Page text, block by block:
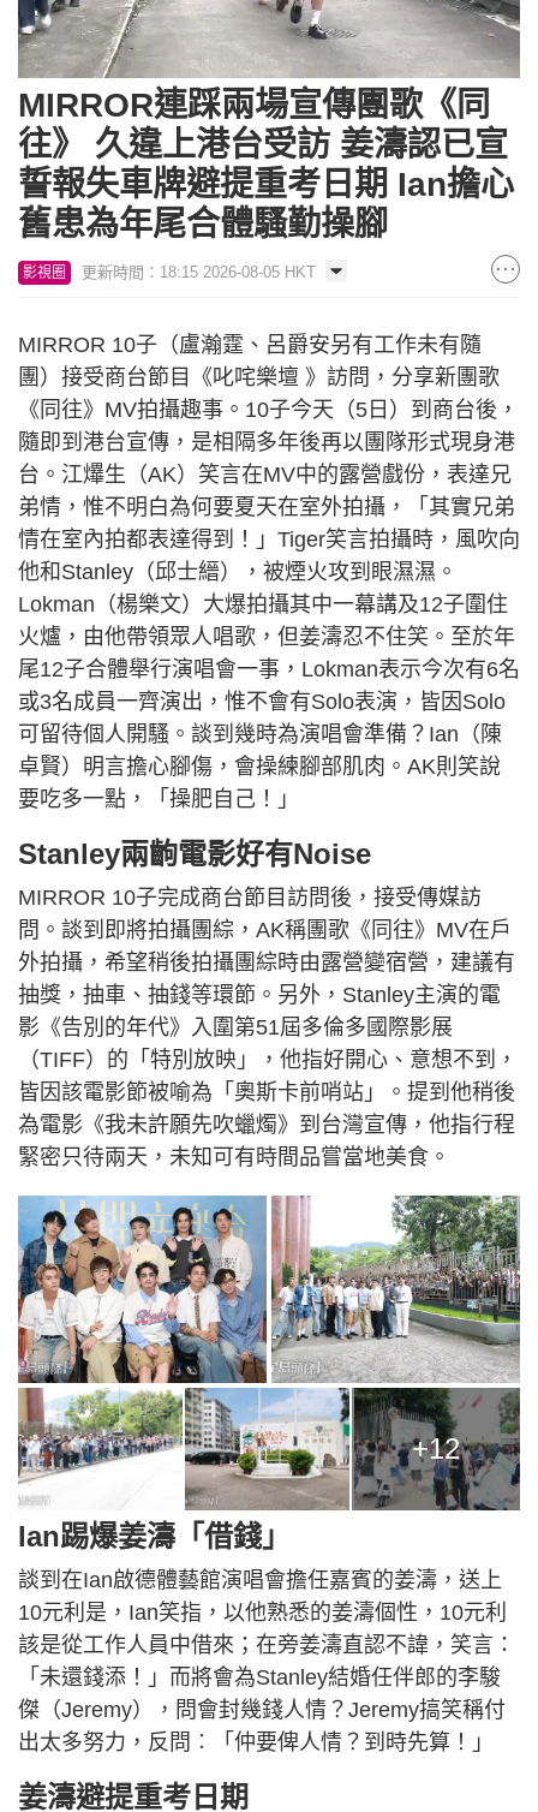
UnmuteLoaded
4.43%
MIRROR連踩兩場宣傳團歌《同
往》 久違上港台受訪 姜濤認已宣
誓報失車牌避提重考日期 Ian擔心
舊患為年尾合體騷勤操腳
影視圈 更新時間：18:15 2026-08-05 HKT
MIRROR 10子（盧瀚霆、呂爵安另有工作未有隨
團）接受商台節目《叱咤樂壇 》訪問，分享新團歌
《同往》MV拍攝趣事。10子今天（5日）到商台後，
隨即到港台宣傳，是相隔多年後再以團隊形式現身港
台。江𤒹生（AK）笑言在MV中的露營戲份，表達兄
弟情，惟不明白為何要夏天在室外拍攝，「其實兄弟
情在室內拍都表達得到！」Tiger笑言拍攝時，風吹向
他和Stanley（邱士縉），被煙火攻到眼濕濕。
Lokman（楊樂文）大爆拍攝其中一幕講及12子圍住
火爐，由他帶領眾人唱歌，但姜濤忍不住笑。至於年
尾12子合體舉行演唱會一事，Lokman表示今次有6名
或3名成員一齊演出，惟不會有Solo表演，皆因Solo
可留待個人開騷。談到幾時為演唱會準備？Ian（陳
卓賢）明言擔心腳傷，會操練腳部肌肉。AK則笑說
要吃多一點，「操肥自己！」
Stanley兩齣電影好有Noise
MIRROR 10子完成商台節目訪問後，接受傳媒訪
問。談到即將拍攝團綜，AK稱團歌《同往》MV在戶
外拍攝，希望稍後拍攝團綜時由露營變宿營，建議有
抽獎，抽車、抽錢等環節。另外，Stanley主演的電
影《告別的年代》入圍第51屆多倫多國際影展
（TIFF）的「特別放映」，他指好開心、意想不到，
皆因該電影節被喻為「奧斯卡前哨站」。提到他稍後
為電影《我未許願先吹蠟燭》到台灣宣傳，他指行程
緊密只待兩天，未知可有時間品嘗當地美食。
+12
Ian踢爆姜濤「借錢」
談到在Ian啟德體藝館演唱會擔任嘉賓的姜濤，送上
10元利是，Ian笑指，以他熟悉的姜濤個性，10元利
該是從工作人員中借來；在旁姜濤直認不諱，笑言：
「未還錢添！」而將會為Stanley結婚任伴郎的李駿
傑（Jeremy），問會封幾錢人情？Jeremy搞笑稱付
出太多努力，反問︰「仲要俾人情？到時先算！」
姜濤避提重考日期